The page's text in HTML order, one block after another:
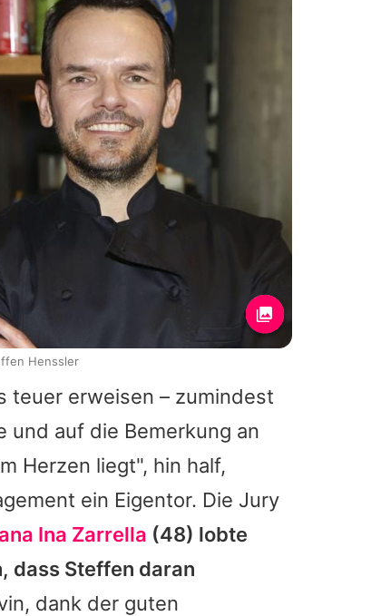
teuer erweisen – zumindest
und auf die Bemerkung an
Herzen liegt", hin half,
ein Eigentor. Die Jury
Ina Zarrella (48) lobte
dass Steffen daran
, dank der guten
Henssler